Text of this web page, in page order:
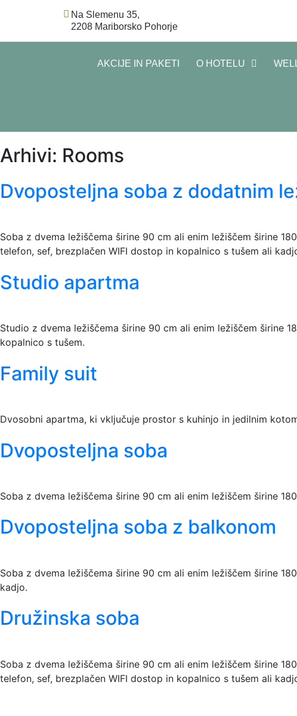
Na Slemenu 35,
2208 Mariborsko Pohorje
AKCIJE IN PAKETI O HOTELU
Arhivi: Rooms
Dvoposteljna soba z dodatnim
Soba z dvema ležiščema širine 90 cm ali enim ležiščem širine
telefon, sef, brezplačen WIFI dostop in kopalnico s tušem ali
Studio apartma
Studio z dvema ležiščema širine 90 cm ali enim ležiščem širine
kopalnico s tušem.
Family suit
Dvosobni apartma, ki vključuje prostor s kuhinjo in jedilnim
Dvoposteljna soba
Soba z dvema ležiščema širine 90 cm ali enim ležiščem širine
Dvoposteljna soba z balkonom
Soba z dvema ležiščema širine 90 cm ali enim ležiščem širine
kadjo.
Družinska soba
Soba z dvema ležiščema širine 90 cm ali enim ležiščem širine
telefon, sef, brezplačen WIFI dostop in kopalnico s tušem ali